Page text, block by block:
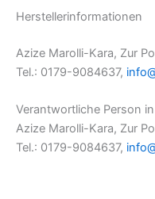
Herstellerinformationen
Azize Marolli-Kara, Zur
Tel.: 0179-9084637,
Verantwortliche Person
Azize Marolli-Kara, Zur
Tel.: 0179-9084637,